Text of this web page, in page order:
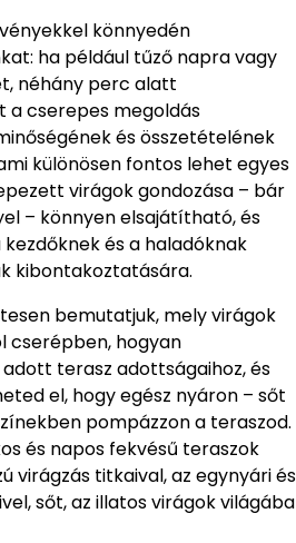
könnyedén
ha például tűző napra vagy
néhány perc alatt
a cserepes megoldás
és összetételének
különösen fontos lehet egyes
virágok gondozása – bár
– könnyen elsajátítható, és
és a haladóknak
kibontakoztatására.
bemutatjuk, mely virágok
cserépben, hogyan
terasz adottságaihoz, és
el, hogy egész nyáron – sőt
pompázzon a teraszod.
és napos fekvésű teraszok
virágzás titkaival, az egynyári és
sőt, az illatos virágok világába